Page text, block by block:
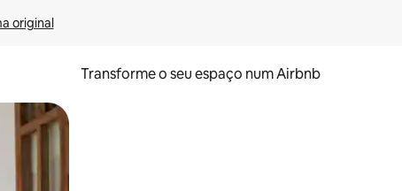
original
Transforme o seu espaço num Airbnb